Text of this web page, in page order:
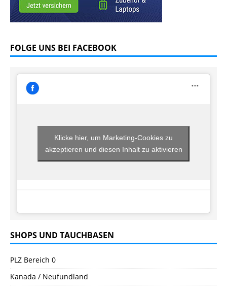
FOLGE UNS BEI FACEBOOK
Klicke hier, um Marketing-Cookies zu
akzeptieren und diesen Inhalt zu aktivieren
SHOPS UND TAUCHBASEN
PLZ Bereich 0
Kanada / Neufundland